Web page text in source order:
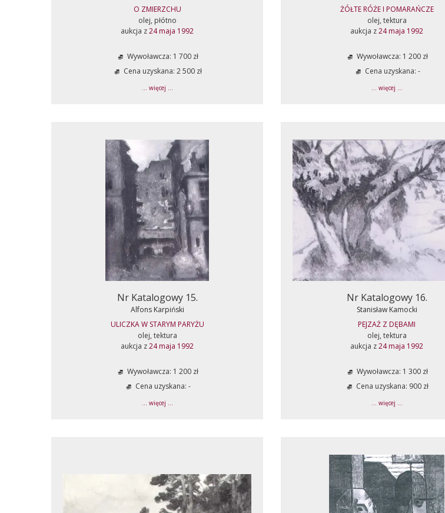
O ZMIERZCHU
olej, płótno
aukcja z24 maja 1992
Wywoławcza: 1 700 zł
Cena uzyskana: 2 500 zł
... więcej ...
ŻÓŁTE RÓŻE I POMARAŃCZE
olej, tektura
aukcja z24 maja 1992
Wywoławcza: 1 200 zł
Cena uzyskana: -
... więcej ...
Nr Katalogowy 15.
Alfons Karpiński
ULICZKA W STARYM PARYŻU
olej, tektura
aukcja z24 maja 1992
Wywoławcza: 1 200 zł
Cena uzyskana: -
... więcej ...
Nr Katalogowy 16.
Stanisław Kamocki
PEJZAŻ Z DĘBAMI
olej, tektura
aukcja z24 maja 1992
Wywoławcza: 1 300 zł
Cena uzyskana: 900 zł
... więcej ...